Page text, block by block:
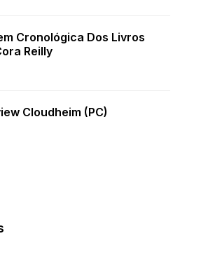
Cronológica Dos Livros
Reilly
Cloudheim (PC)